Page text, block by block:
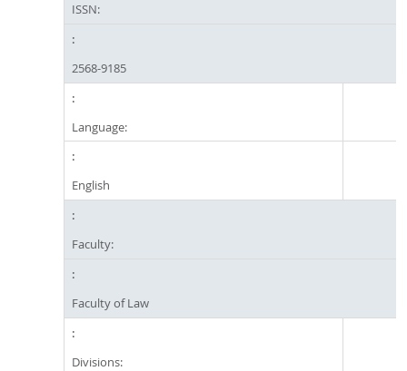
ISSN:
2568-9185
Language:
English
Faculty:
Faculty of Law
Divisions: